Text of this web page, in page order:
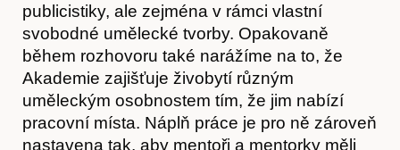
publicistiky, ale zejména v rámci vlastní
svobodné umělecké tvorby. Opakovaně
během rozhovoru také narážíme na to, že
Akademie zajišťuje živobytí různým
uměleckým osobnostem tím, že jim nabízí
pracovní místa. Náplň práce je pro ně zároveň
nastavena tak, aby mentoři a mentorky měli